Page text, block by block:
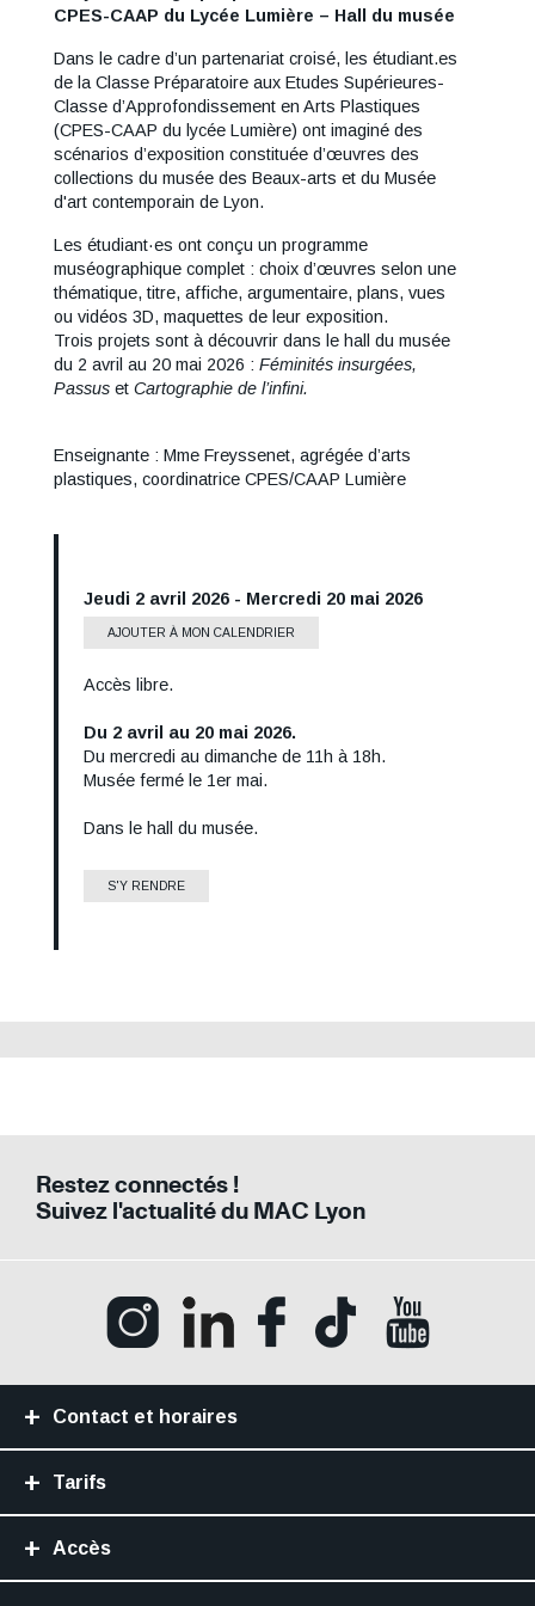
CPES-CAAP du Lycée Lumière – Hall du musée
Dans le cadre d’un partenariat croisé, les étudiant.es
de la Classe Préparatoire aux Etudes Supérieures-
Classe d’Approfondissement en Arts Plastiques
(CPES-CAAP du lycée Lumière) ont imaginé des
scénarios d’exposition constituée d’œuvres des
collections du musée des Beaux-arts et du Musée
d'art contemporain de Lyon.
Les étudiant·es ont conçu un programme
muséographique complet : choix d’œuvres selon une
thématique, titre, affiche, argumentaire, plans, vues
ou vidéos 3D, maquettes de leur exposition.
Trois projets sont à découvrir dans le hall du musée
du 2 avril au 20 mai 2026 : Féminités insurgées,
Passus et Cartographie de l’infini.
Enseignante : Mme Freyssenet, agrégée d’arts
plastiques, coordinatrice CPES/CAAP Lumière
Date
Jeudi 2 avril 2026 - Mercredi 20 mai 2026
AJOUTER À MON CALENDRIER
Tarif
Accès libre.
Informations
horaires
Du 2 avril au 20 mai 2026.
Du mercredi au dimanche de 11h à 18h.
Musée fermé le 1er mai.
Lieu
Dans le hall du musée.
S'Y RENDRE
Restez connectés !
Suivez l'actualité du MAC Lyon
Ouvrir la page Instagram (Nouvelle
Ouvrir la page LinkedIn
Ouvrir la page Facebook
Ouvrir la page
Contact et horaires
Tarifs
Accès